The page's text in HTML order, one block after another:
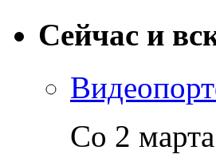
Сейчас и
Со 2